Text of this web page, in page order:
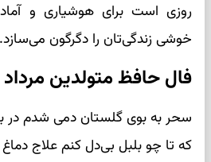
روزی است برای هوشیاری و
خوشی زندگی‌تان را دگرگون می‌سازد.
فال حافظ متولدین مرداد
سحر به بوی گلستان دمی شدم در
که تا چو بلبل بی‌دل کنم علاج دماغ